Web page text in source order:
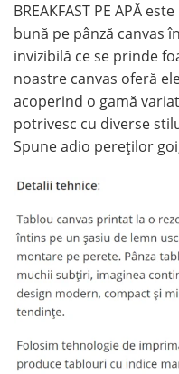
BREAKFAST PE APĂ
bună pe pânză canvas
invizibilă ce se prinde
noastre canvas oferă
acoperind o gamă
potrivesc cu diverse
Spune adio pereților